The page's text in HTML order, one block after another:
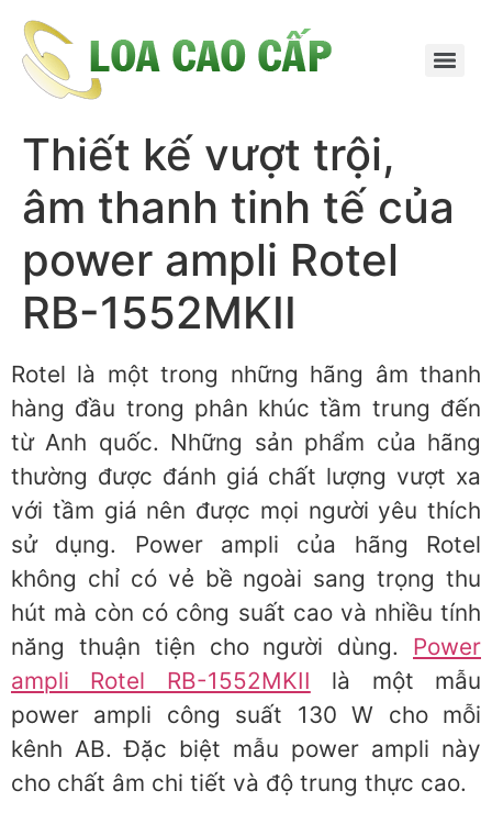
Thiết kế vượt trội,
âm thanh tinh tế của
power ampli Rotel
RB-1552MKII
Rotel là một trong những hãng âm thanh
hàng đầu trong phân khúc tầm trung đến
từ Anh quốc. Những sản phẩm của hãng
thường được đánh giá chất lượng vượt xa
với tầm giá nên được mọi người yêu thích
sử dụng. Power ampli của hãng Rotel
không chỉ có vẻ bề ngoài sang trọng thu
hút mà còn có công suất cao và nhiều tính
năng thuận tiện cho người dùng. Power
ampli Rotel RB-1552MKII là một mẫu
power ampli công suất 130 W cho mỗi
kênh AB. Đặc biệt mẫu power ampli này
cho chất âm chi tiết và độ trung thực cao.